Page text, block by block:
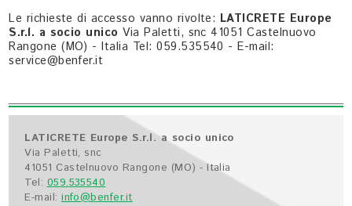
Le richieste di accesso vanno rivolte: LATICRETE Europe
S.r.l. a socio unico Via Paletti, snc 41051 Castelnuovo
Rangone (MO) - Italia Tel: 059.535540 - E-mail:
service@benfer.it
LATICRETE Europe S.r.l. a socio unico
Via Paletti, snc
41051 Castelnuovo Rangone (MO) - Italia
Tel: 059.535540
E-mail:info@benfer.it